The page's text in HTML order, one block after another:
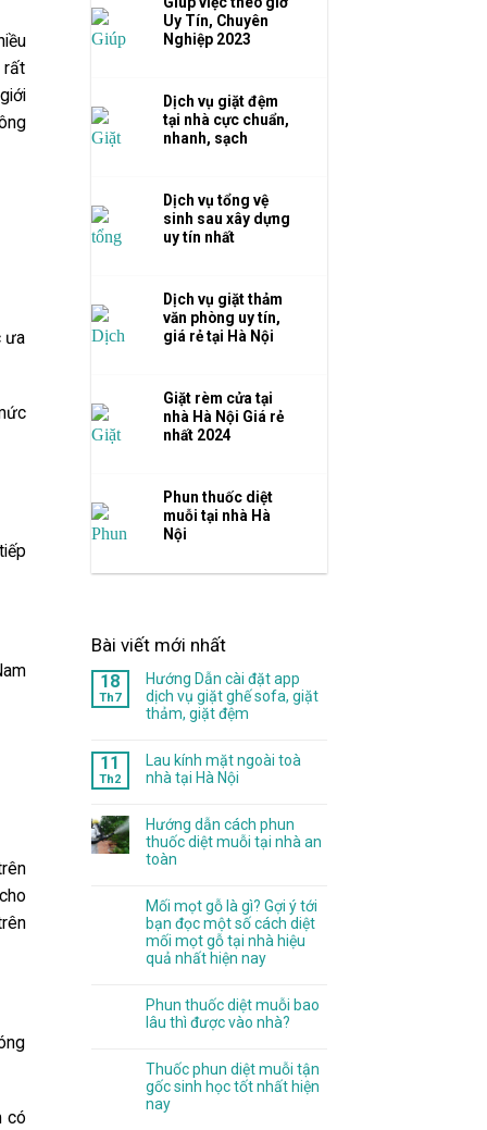
rất
ưa
có
Uy Tín, Chuyên
Nghiệp 2023
Dịch vụ giặt đệm
tại nhà cực chuẩn,
nhanh, sạch
Dịch vụ tổng vệ
sinh sau xây dựng
uy tín nhất
Dịch vụ giặt thảm
văn phòng uy tín,
giá rẻ tại Hà Nội
Giặt rèm cửa tại
nhà Hà Nội Giá rẻ
nhất 2024
Phun thuốc diệt
muỗi tại nhà Hà
Nội
Bài viết mới nhất
18
Th7
Hướng Dẫn cài đặt app
dịch vụ giặt ghế sofa, giặt
thảm, giặt đệm
11
Th2
Lau kính mặt ngoài toà
nhà tại Hà Nội
Hướng dẫn cách phun
thuốc diệt muỗi tại nhà an
toàn
Mối mọt gỗ là gì? Gợi ý tới
bạn đọc một số cách diệt
mối mọt gỗ tại nhà hiệu
quả nhất hiện nay
Phun thuốc diệt muỗi bao
lâu thì được vào nhà?
Thuốc phun diệt muỗi tận
gốc sinh học tốt nhất hiện
nay